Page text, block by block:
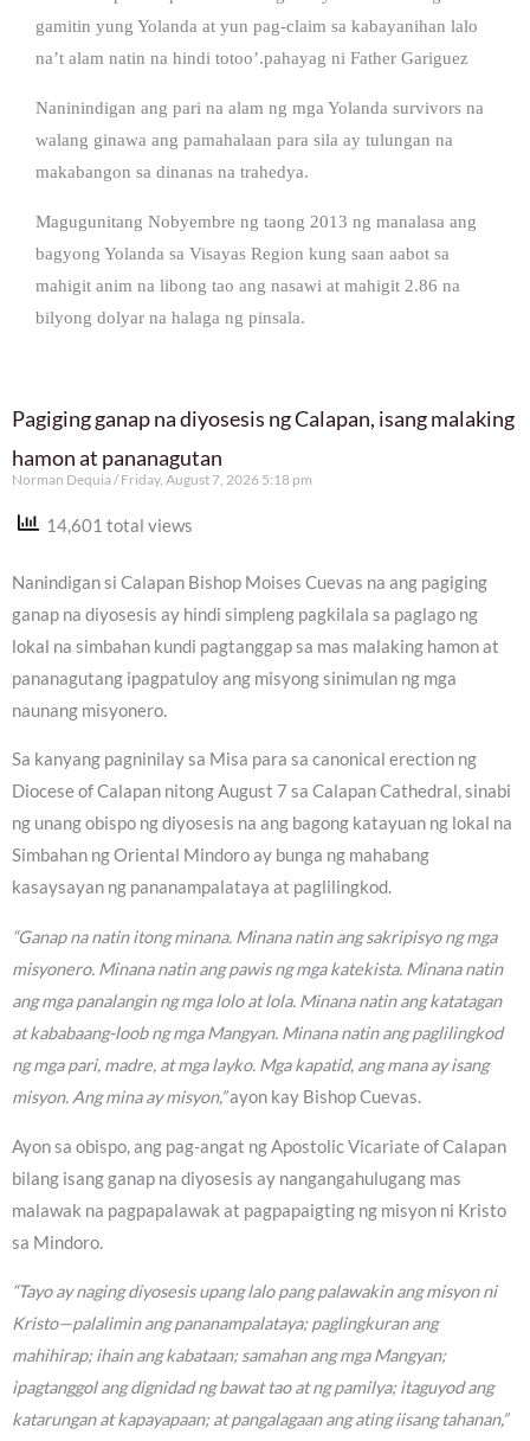
gamitin yung Yolanda at yun pag-claim sa kabayanihan lalo
na’t alam natin na hindi totoo’.pahayag ni Father Gariguez
Naninindigan ang pari na alam ng mga Yolanda survivors na
walang ginawa ang pamahalaan para sila ay tulungan na
makabangon sa dinanas na trahedya.
Magugunitang Nobyembre ng taong 2013 ng manalasa ang
bagyong Yolanda sa Visayas Region kung saan aabot sa
mahigit anim na libong tao ang nasawi at mahigit 2.86 na
bilyong dolyar na halaga ng pinsala.
Pagiging ganap na diyosesis ng Calapan, isang malaking
hamon at pananagutan
Norman Dequia Friday, August 7, 2026 5:18 pm
14,601 total views
Nanindigan si Calapan Bishop Moises Cuevas na ang pagiging
ganap na diyosesis ay hindi simpleng pagkilala sa paglago ng
lokal na simbahan kundi pagtanggap sa mas malaking hamon at
pananagutang ipagpatuloy ang misyong sinimulan ng mga
naunang misyonero.
Sa kanyang pagninilay sa Misa para sa canonical erection ng
Diocese of Calapan nitong August 7 sa Calapan Cathedral, sinabi
ng unang obispo ng diyosesis na ang bagong katayuan ng lokal na
Simbahan ng Oriental Mindoro ay bunga ng mahabang
kasaysayan ng pananampalataya at paglilingkod.
“Ganap na natin itong minana. Minana natin ang sakripisyo ng mga
misyonero. Minana natin ang pawis ng mga katekista. Minana natin
ang mga panalangin ng mga lolo at lola. Minana natin ang katatagan
at kababaang-loob ng mga Mangyan. Minana natin ang paglilingkod
ng mga pari, madre, at mga layko. Mga kapatid, ang mana ay isang
misyon. Ang mina ay misyon,”ayon kay Bishop Cuevas.
Ayon sa obispo, ang pag-angat ng Apostolic Vicariate of Calapan
bilang isang ganap na diyosesis ay nangangahulugang mas
malawak na pagpapalawak at pagpapaigting ng misyon ni Kristo
sa Mindoro.
“Tayo ay naging diyosesis upang lalo pang palawakin ang misyon ni
Kristo—palalimin ang pananampalataya; paglingkuran ang
mahihirap; ihain ang kabataan; samahan ang mga Mangyan;
ipagtanggol ang dignidad ng bawat tao at ng pamilya; itaguyod ang
katarungan at kapayapaan; at pangalagaan ang ating iisang tahanan,”